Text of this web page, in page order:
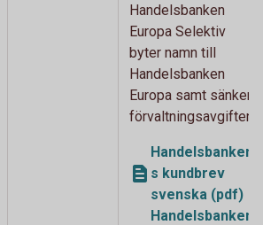
Handelsbanken
Europa Selektiv
byter namn till
Handelsbanken
Europa samt sänker
förvaltningsavgiften.
Handelsbanken
s kundbrev
svenska (pdf)
Handelsbanken